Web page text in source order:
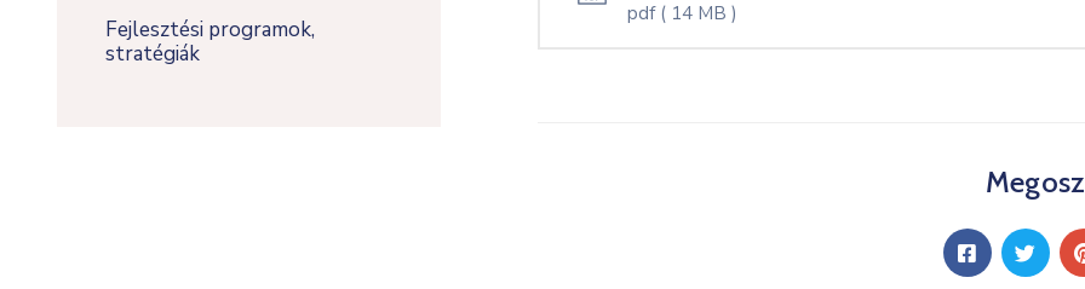
Fejlesztési programok,
stratégiák
pdf ( 14 MB )